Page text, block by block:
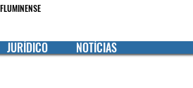
JURÍDICO NOTÍCIAS